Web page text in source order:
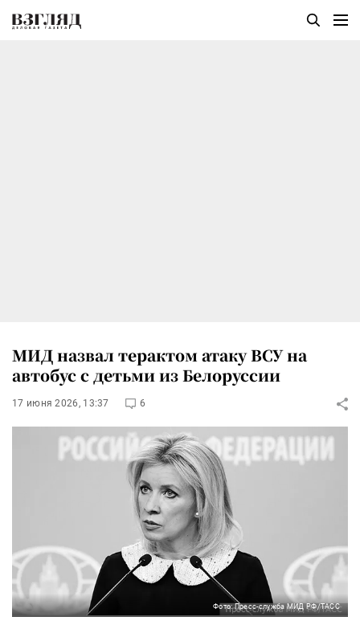
МИД назвал терактом атаку ВСУ на
автобус с детьми из Белоруссии
17 июня 2026, 13:37 6
Фото: Пресс-служба МИД РФ/ТАСС